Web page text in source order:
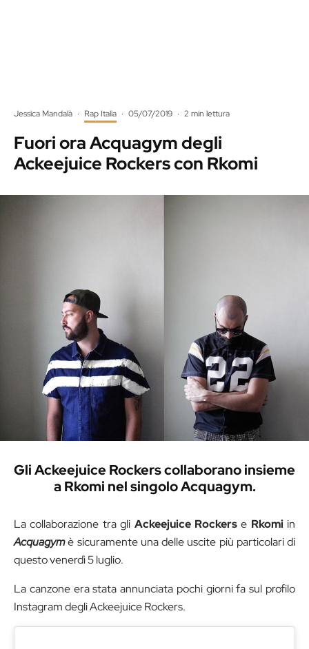
Jessica Mandalà · Rap Italia · 05/07/2019 · 2 min lettura
Fuori ora Acquagym degli
Ackeejuice Rockers con Rkomi
Gli Ackeejuice Rockers collaborano insieme
a Rkomi nel singolo Acquagym.
La collaborazione tra gli Ackeejuice Rockerse Rkomiin
Acquagymè sicuramente una delle uscite più particolari di
questo venerdì 5 luglio.
La canzone era stata annunciata pochi giorni fa sul profilo
Instagram degli Ackeejuice Rockers.